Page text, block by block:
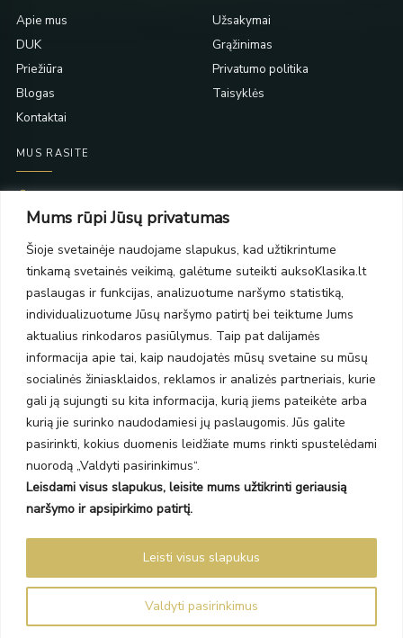
Mums rūpi Jūsų privatumas
Šioje svetainėje naudojame slapukus, kad užtikrintume
tinkamą svetainės veikimą, galėtume suteikti auksoKlasika.lt
paslaugas ir funkcijas, analizuotume naršymo statistiką,
individualizuotume Jūsų naršymo patirtį bei teiktume Jums
aktualius rinkodaros pasiūlymus. Taip pat dalijamės
informacija apie tai, kaip naudojatės mūsų svetaine su mūsų
socialinės žiniasklaidos, reklamos ir analizės partneriais, kurie
gali ją sujungti su kita informacija, kurią jiems pateikėte arba
kurią jie surinko naudodamiesi jų paslaugomis. Jūs galite
pasirinkti, kokius duomenis leidžiate mums rinkti spustelėdami
nuorodą „Valdyti pasirinkimus“.
Leisdami visus slapukus, leisite mums užtikrinti geriausią
naršymo ir apsipirkimo patirtį.
Valdyti pasirinkimus
Leisti visus slapukus
Apie mus
DUK
Priežiūra
Blogas
Kontaktai
Užsakymai
Grąžinimas
Privatumo politika
Taisyklės
MUS RASITE
PC Molas, Klaipėda
PC BIG 2, Klaipėda
Šilutės pl. 35
PC Banginis, Klaipėda
NAUJIENLAIŠKIS
Prenumeruokite ir gaukite pasiūlymus, naujienas bei riboto
leidimo kolekcijas.
SIŲSTI
Auksoklasika.lt © 2026 Visos teisės saugomos